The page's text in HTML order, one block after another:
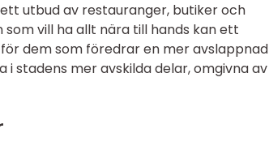
utbud av restauranger, butiker och
vill ha allt nära till hands kan ett
dem som föredrar en mer avslappnad
stadens mer avskilda delar, omgivna av